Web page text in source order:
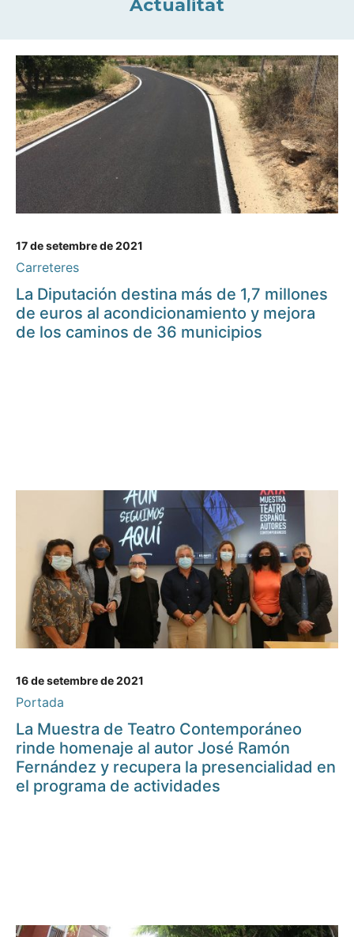
Actualitat
17 de setembre de 2021
Carreteres
La Diputación destina más de 1,7 millones
de euros al acondicionamiento y mejora
de los caminos de 36 municipios
16 de setembre de 2021
Portada
La Muestra de Teatro Contemporáneo
rinde homenaje al autor José Ramón
Fernández y recupera la presencialidad en
el programa de actividades